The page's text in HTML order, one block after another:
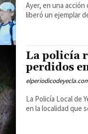
Ayer, en una
liberó un ejemplar
La policía
perdidos
La Policía Local de
en la localidad que